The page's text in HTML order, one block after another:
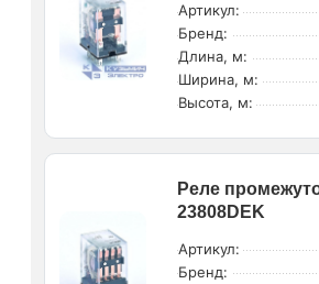
Артикул:
Бренд:
Длина, м:
Ширина, м:
Высота, м:
Реле
23808DEK
Артикул:
Бренд: